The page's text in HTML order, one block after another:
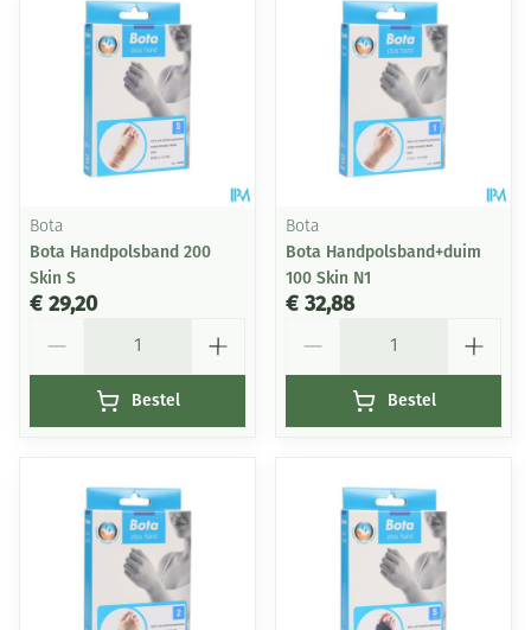
Bota
Bota Handpolsband 200
Skin S
€ 29,20
Bestel
Bota
Bota Handpolsband+duim
100 Skin N1
€ 32,88
Bestel